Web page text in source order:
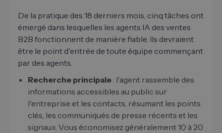
De la pratique des 18 derniers mois, cinq tâches ont
émergé dans lesquelles les agents IA des ventes
B2B fonctionnent de manière fiable. Ils devraient
être le point d'entrée de toute équipe commençant
par des agents.
Recherche principale: l'agent rassemble des
informations accessibles au public sur
l'entreprise et les contacts, résumant les points
clés, les communiqués de presse récents et les
signaux. Vous économisez généralement 10 à 20